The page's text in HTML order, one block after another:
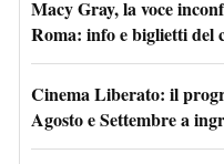
Macy Gray, la voce
Roma: info e biglietti del
Cinema Liberato: il
Agosto e Settembre a